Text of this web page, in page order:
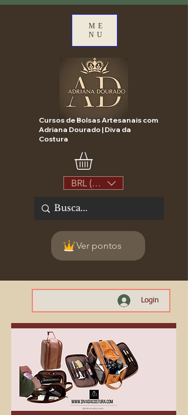
ME
NU
Cursos de Bolsas Artesanais com
Adriana Dourado | Diva da
Costura
BRL (R$)
Ver pontos
Login